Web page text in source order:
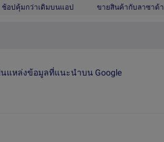
ช้อปคุ้มกว่าเดิมบนแอป ขายสินค้ากับลาซาด้า
นแหล่งข้อมูลที่แนะนำบน Google